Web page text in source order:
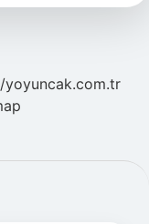
yoyuncak.com.tr